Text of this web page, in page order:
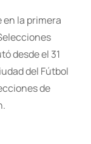
en la primera
desde el 31
del Fútbol
de